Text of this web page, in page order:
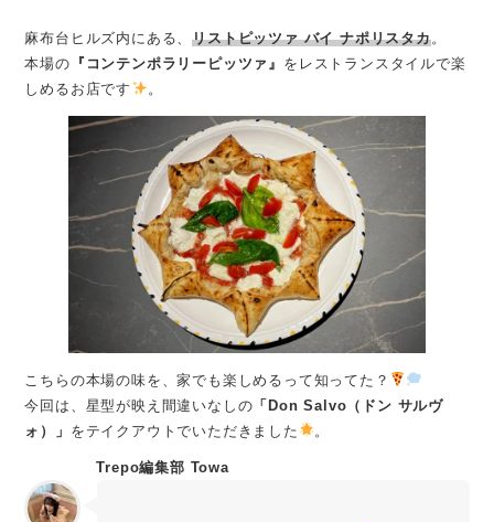
麻布台ヒルズ内にある、リストピッツァ バイ ナポリスタカ。
本場の 『コンテンポラリーピッツァ』 をレストランスタイルで楽
しめるお店です
。
こちらの本場の味を、家でも楽しめるって知ってた？
今回は、星型が映え間違いなしの 「Don Salvo（ドン サルヴ
ォ）」 をテイクアウトでいただきました 。
Trepo編集部 Towa